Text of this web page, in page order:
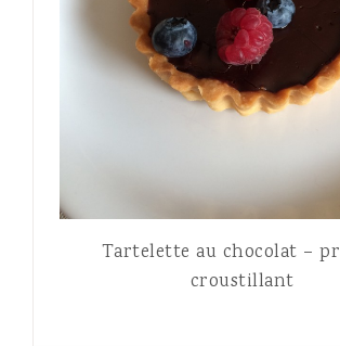
Tartelette au chocolat –
croustillant